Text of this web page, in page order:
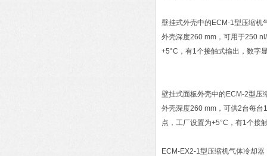
壁挂式外壳中的ECM-1型压缩机
外壳深度260 mm，可用于250
+5°C，有1个接触式输出，数字
壁挂式面板外壳中的ECM-2型压
外壳深度260 mm，可供2台每台
点，工厂设置为+5°C，有1个接
ECM-EX2-1型压缩机气体冷却器